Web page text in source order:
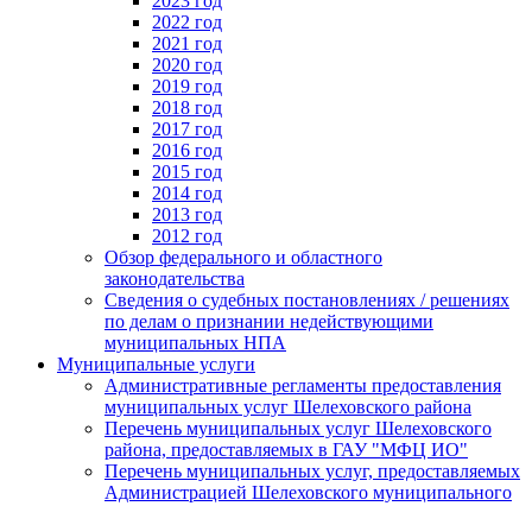
2022 год
2021 год
2020 год
2019 год
2018 год
2017 год
2016 год
2015 год
2014 год
2013 год
2012 год
Обзор федерального и областного
законодательства
Сведения о судебных постановлениях / решениях
по делам о признании недействующими
муниципальных НПА
Муниципальные услуги
Административные регламенты предоставления
муниципальных услуг Шелеховского района
Перечень муниципальных услуг Шелеховского
района, предоставляемых в ГАУ "МФЦ ИО"
Перечень муниципальных услуг, предоставляемых
Администрацией Шелеховского муниципального